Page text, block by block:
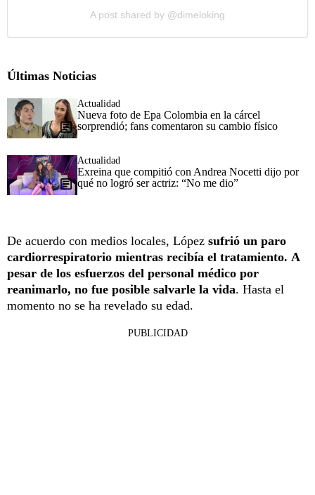
A post shared by @dimeloking
Últimas Noticias
Actualidad
Nueva foto de Epa Colombia en la cárcel
sorprendió; fans comentaron su cambio físico
Actualidad
Exreina que compitió con Andrea Nocetti dijo por
qué no logró ser actriz: “No me dio”
De acuerdo con medios locales, López sufrió un paro
cardiorrespiratorio mientras recibía el tratamiento. A
pesar de los esfuerzos del personal médico por
reanimarlo, no fue posible salvarle la vida. Hasta el
momento no se ha revelado su edad.
PUBLICIDAD